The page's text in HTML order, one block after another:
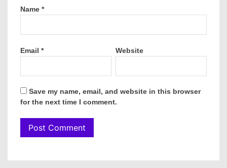
Name *
Email * Website
Save my name, email, and website in this browser
for the next time I comment.